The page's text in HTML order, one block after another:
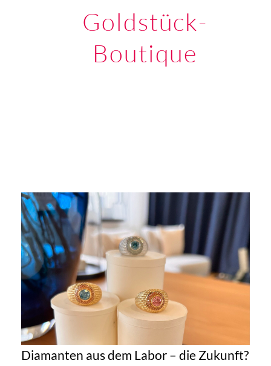
Goldstück-
Boutique
Diamanten aus dem Labor – die Zukunft?